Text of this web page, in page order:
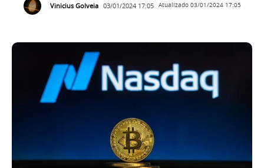
Vinicius Golveia 03/01/2024 17:05 Atualizado 03/01/2024 17:05